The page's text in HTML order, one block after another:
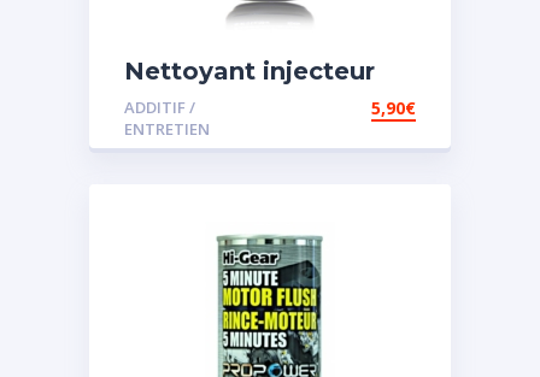
Nettoyant injecteur
diesel
ADDITIF /
ENTRETIEN
5,90€